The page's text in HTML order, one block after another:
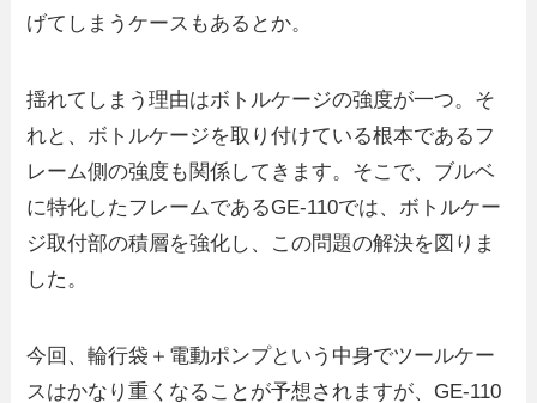
げてしまうケースもあるとか。
揺れてしまう理由はボトルケージの強度が一つ。そ
れと、ボトルケージを取り付けている根本であるフ
レーム側の強度も関係してきます。そこで、ブルベ
に特化したフレームであるGE-110では、ボトルケー
ジ取付部の積層を強化し、この問題の解決を図りま
した。
今回、輪行袋＋電動ポンプという中身でツールケー
スはかなり重くなることが予想されますが、GE-110